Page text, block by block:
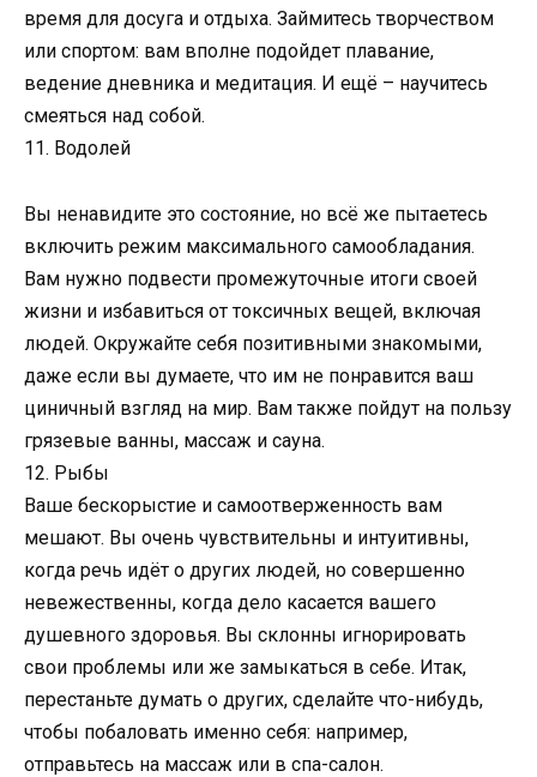
время для досуга и отдыха. Займитесь творчеством
или спортом: вам вполне подойдет плавание,
ведение дневника и медитация. И ещё – научитесь
смеяться над собой.
11. Водолей
Вы ненавидите это состояние, но всё же пытаетесь
включить режим максимального самообладания.
Вам нужно подвести промежуточные итоги своей
жизни и избавиться от токсичных вещей, включая
людей. Окружайте себя позитивными знакомыми,
даже если вы думаете, что им не понравится ваш
циничный взгляд на мир. Вам также пойдут на пользу
грязевые ванны, массаж и сауна.
12. Рыбы
Ваше бескорыстие и самоотверженность вам
мешают. Вы очень чувствительны и интуитивны,
когда речь идёт о других людей, но совершенно
невежественны, когда дело касается вашего
душевного здоровья. Вы склонны игнорировать
свои проблемы или же замыкаться в себе. Итак,
перестаньте думать о других, сделайте что-нибудь,
чтобы побаловать именно себя: например,
отправьтесь на массаж или в спа-салон.